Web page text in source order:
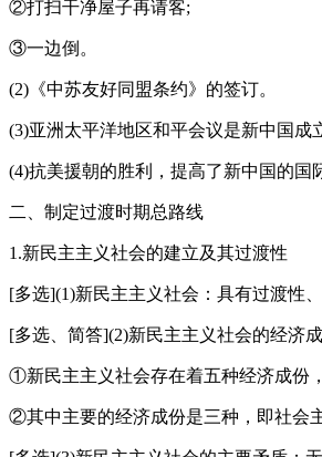
②打扫干净屋子再请客;
③一边倒。
(2)《中苏友好同盟条约》的签订。
(3)亚洲太平洋地区和平会议是新中国成
(4)抗美援朝的胜利，提高了新中国的国
二、制定过渡时期总路线
1.新民主主义社会的建立及其过渡性
[多选](1)新民主主义社会：具有过渡性
[多选、简答](2)新民主主义社会的经济
①新民主主义社会存在着五种经济成份
②其中主要的经济成份是三种，即社会